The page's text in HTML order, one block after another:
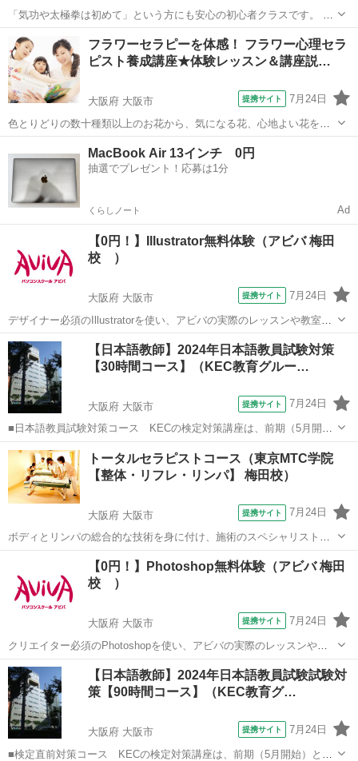
「気功や太極拳は初めて」という方にも安心の初心者クラスです。 運
動のできる服装と靴をご持参の上、どうぞお気軽にご参加ください。
初歩からていねいにご指導いたします。 ＊体験や見学は予約制となっ
ております。
大阪 大阪市
フラワーセラピーを体感！ フラワー心理セラ
ピスト養成講座★体験レッスン＆講座説…
大阪府 大阪市 提携サイト 7月24日
色とりどりの数十種類以上のお花から、気になる花、心地よい花を選
んで自由にアレンジ！ フラワー心理セラピーのこと、実際の授業内容
のこと、欠席したときの無料振替受講のこと・・ 何でも聞ける「講座
説明＆ミニ体験会」です♪ セラピー...
MacBook Air 13インチ 0円
抽選でプレゼント！応募は1分
くらしノート Ad
【0円！】Illustrator無料体験（アビバ 梅田
校 ）
大阪府 大阪市 提携サイト 7月24日
デザイナー必須のIllustratorを使い、アビバの実際のレッスンや教室の
雰囲気を無料で体験♪ ペンツール（ベジェ曲線）でのイラスト作成か
ら、Illustratorだからできるタイトルデコレーション術など、あなたに
合ったメ...
大阪 大阪市 Illustrator
【日本語教師】2024年日本語教員試験対策
【30時間コース】（KEC教育グルー…
大阪府 大阪市 提携サイト 7月24日
■日本語教員試験対策コース KECの検定対策講座は、前期（5月開
始）と後期（8月開始）の2種類の時期があり、前期には、■水曜30時
間コースと■日曜30時間コースの2コース■前期60時間と後期30時間を
加えた90時間コースも選...
大阪 大阪市 その他
トータルセラピストコース（東京MTC学院
【整体・リフレ・リンパ】 梅田校）
大阪府 大阪市 提携サイト 7月24日
ボディとリンパの総合的な技術を身に付け、施術のスペシャリスト
に！ 就職はもちろん！サロン開業などにもおすすめ！ 就職・開業で強
みになるボディリラクゼーションコースの技術と、整体学校だからこ
そ学べる高度なリンパ技術を学び、む...
マッサージ
【0円！】Photoshop無料体験（アビバ 梅田
校 ）
大阪府 大阪市 提携サイト 7月24日
クリエイター必須のPhotoshopを使い、アビバの実際のレッスンや教
室の雰囲気を無料で体験♪ 暗めの失敗写真に補正をかけて元通りにし
たり、複数写真を組み合わせ合成写真を作る体験など、あなたに合っ
たメニューで体験していただけます！
大阪 大阪市 その他
【日本語教師】2024年日本語教員試験試験対
策【90時間コース】（KEC教育グ…
大阪府 大阪市 提携サイト 7月24日
■検定直前対策コース KECの検定対策講座は、前期（5月開始）と後